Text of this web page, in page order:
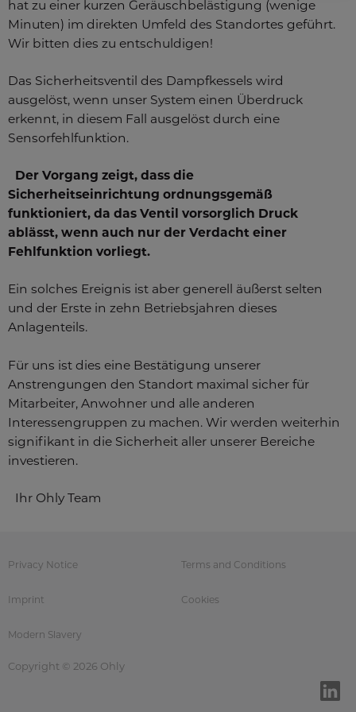
hat zu einer kurzen Geräuschbelästigung (wenige
Minuten) im direkten Umfeld des Standortes geführt.
Wir bitten dies zu entschuldigen!
Das Sicherheitsventil des Dampfkessels wird
ausgelöst, wenn unser System einen Überdruck
erkennt, in diesem Fall ausgelöst durch eine
Sensorfehlfunktion.
Der Vorgang zeigt, dass die
Sicherheitseinrichtung ordnungsgemäß
funktioniert, da das Ventil vorsorglich Druck
ablässt, wenn auch nur der Verdacht einer
Fehlfunktion vorliegt.
Ein solches Ereignis ist aber generell äußerst selten
und der Erste in zehn Betriebsjahren dieses
Anlagenteils.
Für uns ist dies eine Bestätigung unserer
Anstrengungen den Standort maximal sicher für
Mitarbeiter, Anwohner und alle anderen
Interessengruppen zu machen. Wir werden weiterhin
signifikant in die Sicherheit aller unserer Bereiche
investieren.
Ihr Ohly Team
Privacy Notice Terms and Conditions
Imprint Cookies
Modern Slavery
Copyright © 2026 Ohly